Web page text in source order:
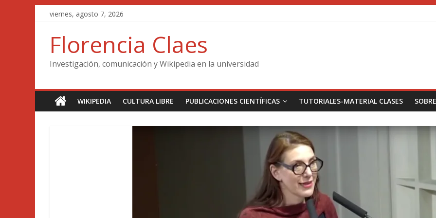
Saltar
contenido
viernes, agosto 7, 2026
Florencia Claes
Investigación, comunicación y Wikipedia en la universidad
WIKIPEDIA CULTURA LIBRE PUBLICACIONES CIENTÍFICAS TUTORIALES-MATERIAL CLASES